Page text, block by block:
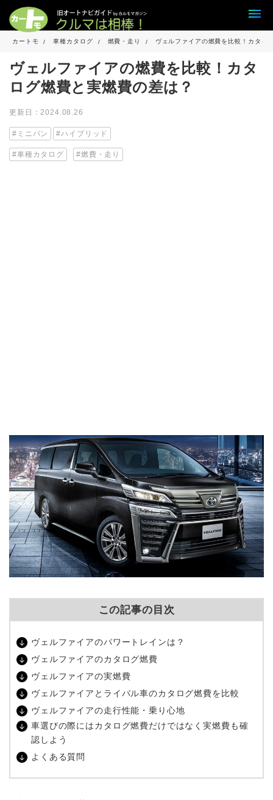
カートモ 車種カタログ 燃費・走り ヴェルファイアの燃費を比較！カタロ
ヴェルファイアの燃費を比較！カタ
ログ燃費と実燃費の差は？
更新日：2024.08.26
ミニバン ハイブリッド
車種カタログ 燃費・走り
この記事の目次
ヴェルファイアのパワートレインは？
ヴェルファイアのカタログ燃費
ヴェルファイアの実燃費
ヴェルファイアとライバル車のカタログ燃費を比較
ヴェルファイアの走行性能・乗り心地
車選びの際にはカタログ燃費だけではなく実燃費も確
認しよう
よくある質問